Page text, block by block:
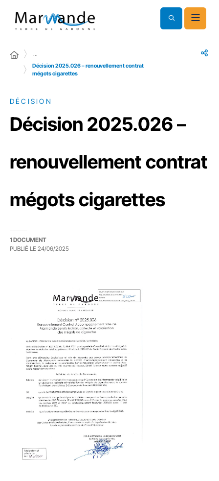
…
Décision 2025.026 – renouvellement contrat
mégots cigarettes
DÉCISION
Décision 2025.026 –
renouvellement contrat
mégots cigarettes
1 DOCUMENT
PUBLIÉ LE 24/06/2025